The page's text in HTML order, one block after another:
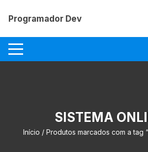
paraProgramador Dev
SISTEMA
Início / Produtos marcados com a tag